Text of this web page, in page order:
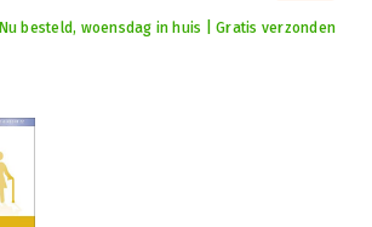
Nu besteld, woensdag in huis | Gratis verzonden